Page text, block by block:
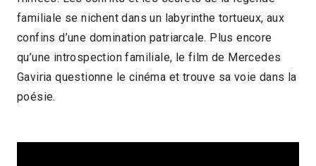
contemporain
2023 > Séances spéciales
familiale se nichent dans un labyrinthe tortueux, aux
confins d’une domination patriarcale. Plus encore
qu’une introspection familiale, le film de Mercedes
Gaviria questionne le cinéma et trouve sa voie dans la
poésie.